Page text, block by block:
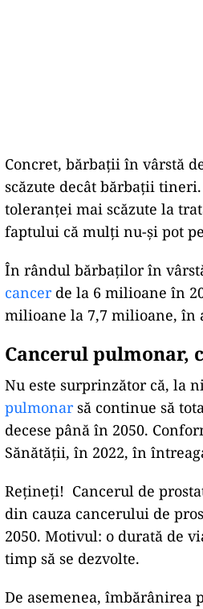
Concret, bărbații în vârstă
scăzute decât bărbații
toleranței mai scăzute la
faptului că mulți nu-și pot
În rândul bărbaților în
cancerde la 6 milioane în
milioane la 7,7 milioane, în
Cancerul pulmonar,
Nu este surprinzător că, la
pulmonarsă continue să
decese până în 2050.
Sănătății, în 2022, în
Rețineți! Cancerul de
din cauza cancerului de
2050. Motivul: o durată de
timp să se dezvolte.
De asemenea, îmbărânirea